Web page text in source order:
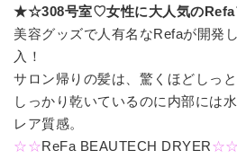
★☆308号室♡女性に大人気の
美容グッズで人有名なRefaが開発
入！
サロン帰りの髪は、驚くほどしっ
しっかり乾いているのに内部には
レア質感。
☆☆ReFa BEAUTECH DRYER☆☆